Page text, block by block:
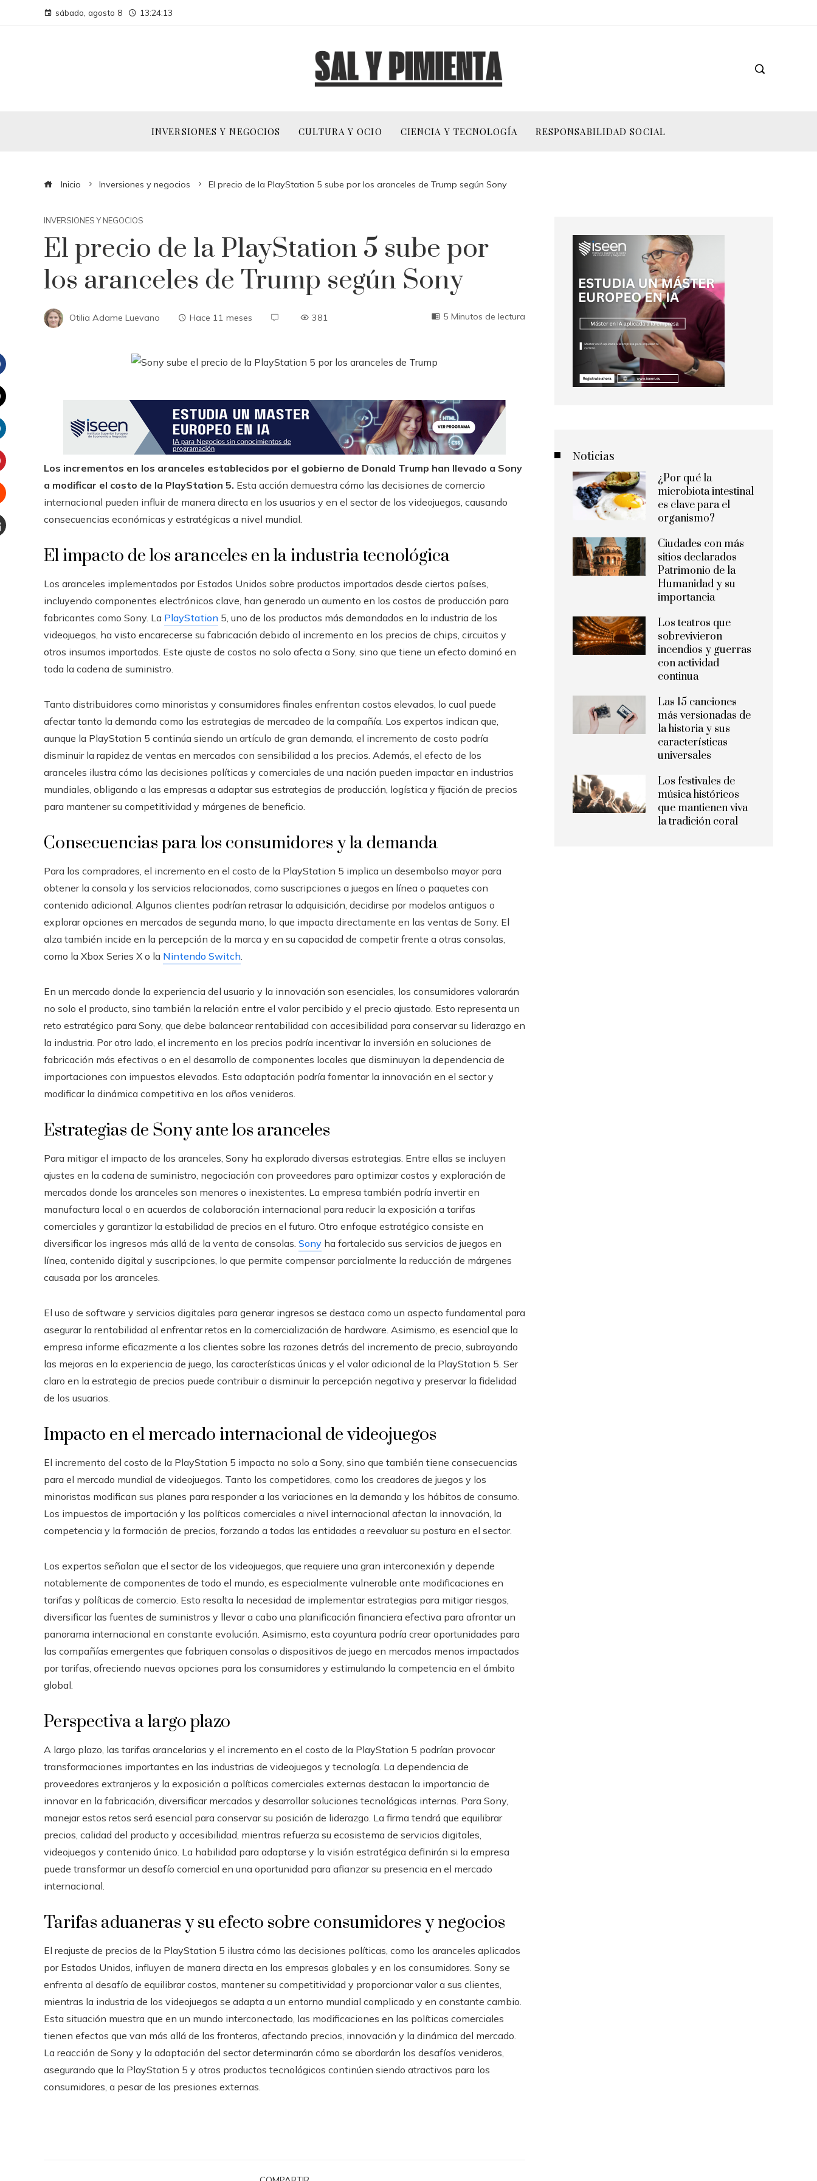
sábado, agosto 8 13:24:14
INVERSIONES Y NEGOCIOS CULTURA Y OCIO CIENCIA Y TECNOLOGÍA RESPONSABILIDAD SOCIAL
Inicio Inversiones y negocios El precio de la PlayStation 5 sube por los aranceles de Trump según Sony
INVERSIONES Y NEGOCIOS
El precio de la PlayStation 5 sube por
los aranceles de Trump según Sony
Otilia Adame Luevano Hace 11 meses 381 5 Minutos de lectura
Los incrementos en los aranceles establecidos por el gobierno de Donald Trump han llevado a Sony
a modificar el costo de la PlayStation 5. Esta acción demuestra cómo las decisiones de comercio
internacional pueden influir de manera directa en los usuarios y en el sector de los videojuegos, causando
consecuencias económicas y estratégicas a nivel mundial.
El impacto de los aranceles en la industria tecnológica
Los aranceles implementados por Estados Unidos sobre productos importados desde ciertos países,
incluyendo componentes electrónicos clave, han generado un aumento en los costos de producción para
fabricantes como Sony. La PlayStation 5, uno de los productos más demandados en la industria de los
videojuegos, ha visto encarecerse su fabricación debido al incremento en los precios de chips, circuitos y
otros insumos importados. Este ajuste de costos no solo afecta a Sony, sino que tiene un efecto dominó en
toda la cadena de suministro.
Tanto distribuidores como minoristas y consumidores finales enfrentan costos elevados, lo cual puede
afectar tanto la demanda como las estrategias de mercadeo de la compañía. Los expertos indican que,
aunque la PlayStation 5 continúa siendo un artículo de gran demanda, el incremento de costo podría
disminuir la rapidez de ventas en mercados con sensibilidad a los precios. Además, el efecto de los
aranceles ilustra cómo las decisiones políticas y comerciales de una nación pueden impactar en industrias
mundiales, obligando a las empresas a adaptar sus estrategias de producción, logística y fijación de precios
para mantener su competitividad y márgenes de beneficio.
Consecuencias para los consumidores y la demanda
Para los compradores, el incremento en el costo de la PlayStation 5 implica un desembolso mayor para
obtener la consola y los servicios relacionados, como suscripciones a juegos en línea o paquetes con
contenido adicional. Algunos clientes podrían retrasar la adquisición, decidirse por modelos antiguos o
explorar opciones en mercados de segunda mano, lo que impacta directamente en las ventas de Sony. El
alza también incide en la percepción de la marca y en su capacidad de competir frente a otras consolas,
como la Xbox Series X o la Nintendo Switch.
En un mercado donde la experiencia del usuario y la innovación son esenciales, los consumidores valorarán
no solo el producto, sino también la relación entre el valor percibido y el precio ajustado. Esto representa un
reto estratégico para Sony, que debe balancear rentabilidad con accesibilidad para conservar su liderazgo en
la industria. Por otro lado, el incremento en los precios podría incentivar la inversión en soluciones de
fabricación más efectivas o en el desarrollo de componentes locales que disminuyan la dependencia de
importaciones con impuestos elevados. Esta adaptación podría fomentar la innovación en el sector y
modificar la dinámica competitiva en los años venideros.
Estrategias de Sony ante los aranceles
Para mitigar el impacto de los aranceles, Sony ha explorado diversas estrategias. Entre ellas se incluyen
ajustes en la cadena de suministro, negociación con proveedores para optimizar costos y exploración de
mercados donde los aranceles son menores o inexistentes. La empresa también podría invertir en
manufactura local o en acuerdos de colaboración internacional para reducir la exposición a tarifas
comerciales y garantizar la estabilidad de precios en el futuro. Otro enfoque estratégico consiste en
diversificar los ingresos más allá de la venta de consolas. Sony ha fortalecido sus servicios de juegos en
línea, contenido digital y suscripciones, lo que permite compensar parcialmente la reducción de márgenes
causada por los aranceles.
El uso de software y servicios digitales para generar ingresos se destaca como un aspecto fundamental para
asegurar la rentabilidad al enfrentar retos en la comercialización de hardware. Asimismo, es esencial que la
empresa informe eficazmente a los clientes sobre las razones detrás del incremento de precio, subrayando
las mejoras en la experiencia de juego, las características únicas y el valor adicional de la PlayStation 5. Ser
claro en la estrategia de precios puede contribuir a disminuir la percepción negativa y preservar la fidelidad
de los usuarios.
Impacto en el mercado internacional de videojuegos
El incremento del costo de la PlayStation 5 impacta no solo a Sony, sino que también tiene consecuencias
para el mercado mundial de videojuegos. Tanto los competidores, como los creadores de juegos y los
minoristas modifican sus planes para responder a las variaciones en la demanda y los hábitos de consumo.
Los impuestos de importación y las políticas comerciales a nivel internacional afectan la innovación, la
competencia y la formación de precios, forzando a todas las entidades a reevaluar su postura en el sector.
Los expertos señalan que el sector de los videojuegos, que requiere una gran interconexión y depende
notablemente de componentes de todo el mundo, es especialmente vulnerable ante modificaciones en
tarifas y políticas de comercio. Esto resalta la necesidad de implementar estrategias para mitigar riesgos,
diversificar las fuentes de suministros y llevar a cabo una planificación financiera efectiva para afrontar un
panorama internacional en constante evolución. Asimismo, esta coyuntura podría crear oportunidades para
las compañías emergentes que fabriquen consolas o dispositivos de juego en mercados menos impactados
por tarifas, ofreciendo nuevas opciones para los consumidores y estimulando la competencia en el ámbito
global.
Perspectiva a largo plazo
A largo plazo, las tarifas arancelarias y el incremento en el costo de la PlayStation 5 podrían provocar
transformaciones importantes en las industrias de videojuegos y tecnología. La dependencia de
proveedores extranjeros y la exposición a políticas comerciales externas destacan la importancia de
innovar en la fabricación, diversificar mercados y desarrollar soluciones tecnológicas internas. Para Sony,
manejar estos retos será esencial para conservar su posición de liderazgo. La firma tendrá que equilibrar
precios, calidad del producto y accesibilidad, mientras refuerza su ecosistema de servicios digitales,
videojuegos y contenido único. La habilidad para adaptarse y la visión estratégica definirán si la empresa
puede transformar un desafío comercial en una oportunidad para afianzar su presencia en el mercado
internacional.
Tarifas aduaneras y su efecto sobre consumidores y negocios
El reajuste de precios de la PlayStation 5 ilustra cómo las decisiones políticas, como los aranceles aplicados
por Estados Unidos, influyen de manera directa en las empresas globales y en los consumidores. Sony se
enfrenta al desafío de equilibrar costos, mantener su competitividad y proporcionar valor a sus clientes,
mientras la industria de los videojuegos se adapta a un entorno mundial complicado y en constante cambio.
Esta situación muestra que en un mundo interconectado, las modificaciones en las políticas comerciales
tienen efectos que van más allá de las fronteras, afectando precios, innovación y la dinámica del mercado.
La reacción de Sony y la adaptación del sector determinarán cómo se abordarán los desafíos venideros,
asegurando que la PlayStation 5 y otros productos tecnológicos continúen siendo atractivos para los
consumidores, a pesar de las presiones externas.
Noticias
¿Por qué la
microbiota intestinal
es clave para el
organismo?
Ciudades con más
sitios declarados
Patrimonio de la
Humanidad y su
importancia
Los teatros que
sobrevivieron
incendios y guerras
con actividad
continua
Las 15 canciones
más versionadas de
la historia y sus
características
universales
Los festivales de
música históricos
que mantienen viva
la tradición coral